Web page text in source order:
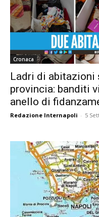
Cronaca
Ladri di abitazioni
provincia: banditi
anello di
Redazione Internapoli - 5